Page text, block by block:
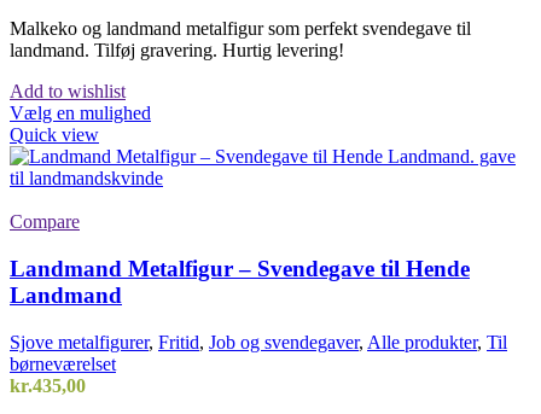
Malkeko og landmand metalfigur som perfekt svendegave til
landmand. Tilføj gravering. Hurtig levering!
Add to wishlist
Vælg en mulighed
Quick view
Compare
Landmand Metalfigur – Svendegave til Hende
Landmand
Sjove metalfigurer, Fritid, Job og svendegaver, Alle produkter, Til
børneværelset
kr.435,00